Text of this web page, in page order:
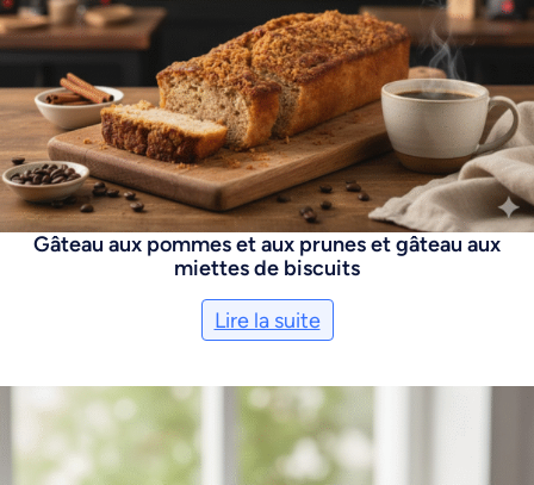
Gâteau aux pommes et aux prunes et gâteau aux
miettes de biscuits
Lire la suite